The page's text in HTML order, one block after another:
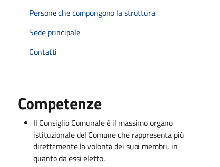
Persone che compongono la struttura
Sede principale
Contatti
Competenze
Il Consiglio Comunale è il massimo organo
istituzionale del Comune che rappresenta più
direttamente la volontà dei suoi membri, in
quanto da essi eletto.